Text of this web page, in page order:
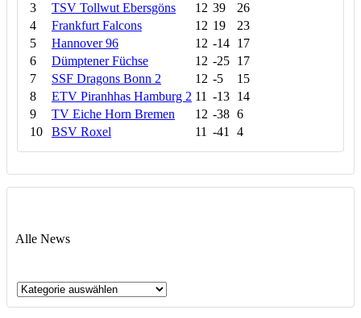
3
TSV Tollwut Ebersgöns 12 39
26
4
Frankfurt Falcons 12 19
23
5
Hannover 96 12 -14 17
6
Dümptener Füchse 12 -25 17
7
SSF Dragons Bonn 2 12 -5
15
8
ETV Piranhhas Hamburg 2 11 -13 14
9
TV Eiche Horn Bremen 12 -38 6
10
BSV Roxel 11 -41 4
Alle News
Alle